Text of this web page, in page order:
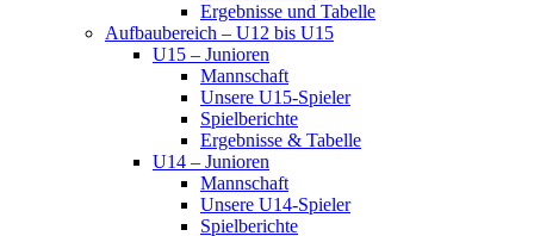
Ergebnisse und Tabelle
Aufbaubereich – U12 bis U15
U15 – Junioren
Mannschaft
Unsere U15-Spieler
Spielberichte
Ergebnisse & Tabelle
U14 – Junioren
Mannschaft
Unsere U14-Spieler
Spielberichte